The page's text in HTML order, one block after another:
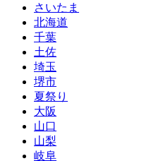
さいたま
北海道
千葉
土佐
埼玉
堺市
夏祭り
大阪
山口
山梨
岐阜